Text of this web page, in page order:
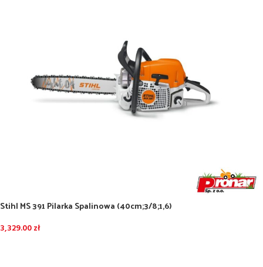
Stihl MS 391 Pilarka Spalinowa (40cm;3/8;1,6)
3,329.00zł